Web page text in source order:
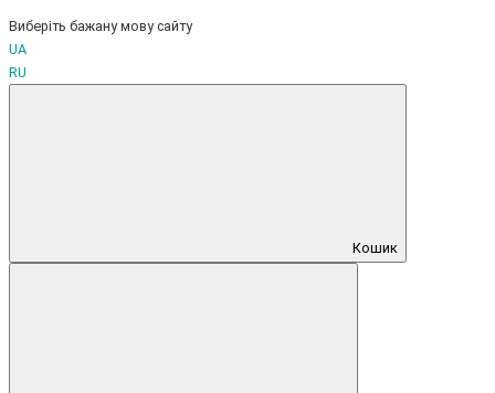
Виберіть бажану мову сайту
UA
RU
Кошик